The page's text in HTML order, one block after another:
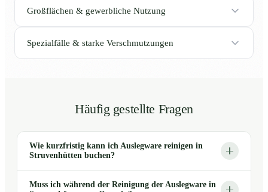
Großflächen & gewerbliche Nutzung
Spezialfälle & starke Verschmutzungen
Häufig gestellte Fragen
Wie kurzfristig kann ich Auslegware reinigen in
Struvenhütten buchen?
Muss ich während der Reinigung der Auslegware in